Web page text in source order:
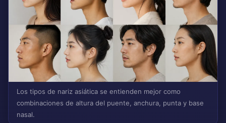
Los tipos de nariz asiática se entienden mejor como
combinaciones de altura del puente, anchura, punta y base
nasal.